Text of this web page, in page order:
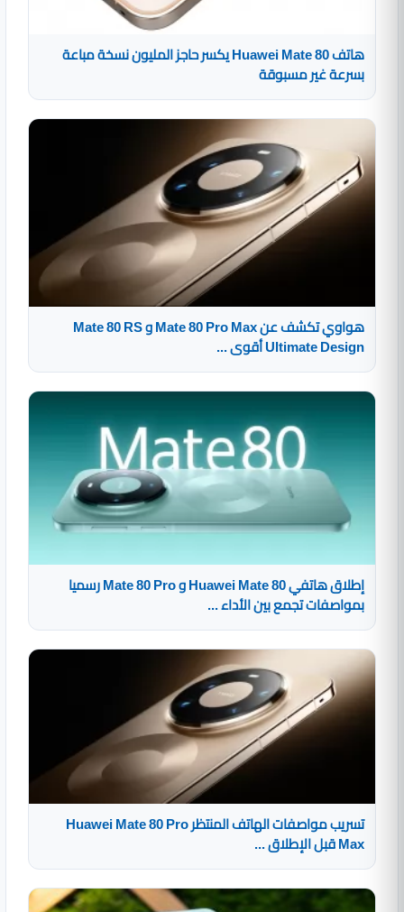
هاتف Huawei Mate 80 يكسر حاجز المليون نسخة مباعة
بسرعة غير مسبوقة
هواوي تكشف عن Mate 80 Pro Max و Mate 80 RS
Ultimate Design أقوى ...
إطلاق هاتفي Huawei Mate 80 و Mate 80 Pro رسميا
بمواصفات تجمع بين الأداء ...
تسريب مواصفات الهاتف المنتظر Huawei Mate 80 Pro
Max قبل الإطلاق ...